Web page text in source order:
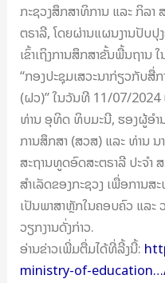
ກະຊວງສຶກສາທິການ ແລະ ກິລ
ຕຣາລີ, ໂດຍຜ່ານແຜນງານປັບປຸ
ເຂົ້າເຖິງການສຶກສາຂັ້ນພື້ນຖານ
“ກອງປະຊຸມເສວະນາກ່ຽວກັບສື່
(ຝວ)” ໃນວັນທີ 11/07/2024
ທ່ານ ອຸທິດ ທິບມະນີ, ຮອງຜູ້ອໍາ
ການສຶກສາ (ສວສ) ແລະ ທ່ານ ນາ
ສະຖານທູດອົດສະຕຣາລີ ປະຈຳ
ສຳເລັດຂອງກະຊວງ ເພື່ອການ
ເປັນພາສາຫຼັກໃນຄອບຄົວ ແລະ
ວຽກງານດັ່ງກ່າວ.
ອ່ານຂ່າວເພີ່ມຕື່ມໄດ້ທີ່ລີ້ງນີ້:
ministry-of-